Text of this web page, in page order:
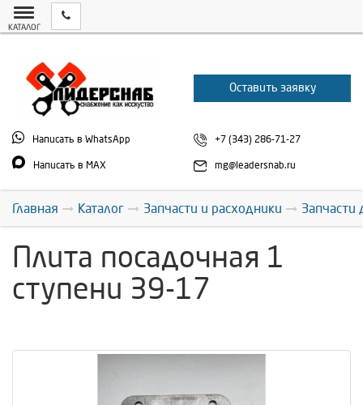
КАТАЛОГ
Оставить заявку
Написать в WhatsApp
Написать в MAX
+7 (343) 286-71-27
mg@leadersnab.ru
Главная Каталог Запчасти и расходники Запчасти
Плита посадочная 1
ступени 39-17